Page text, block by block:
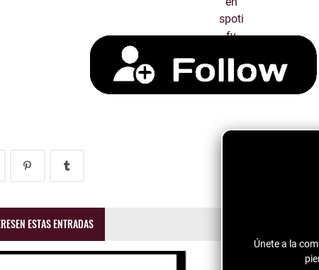
Únete a la
ESTAS ENTRADAS